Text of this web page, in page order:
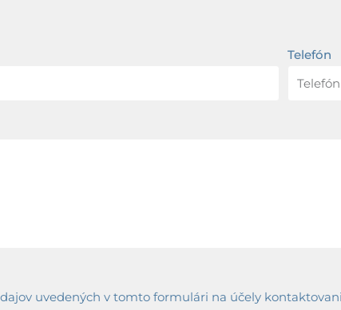
Telefón
uvedených v tomto formulári na účely